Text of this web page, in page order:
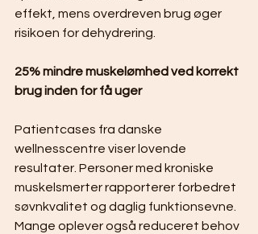
effekt, mens overdreven brug øger
risikoen for dehydrering.
25% mindre muskelømhed ved korrekt
brug inden for få uger
Patientcases fra danske
wellnesscentre viser lovende
resultater. Personer med kroniske
muskelsmerter rapporterer forbedret
søvnkvalitet og daglig funktionsevne.
Mange oplever også reduceret behov